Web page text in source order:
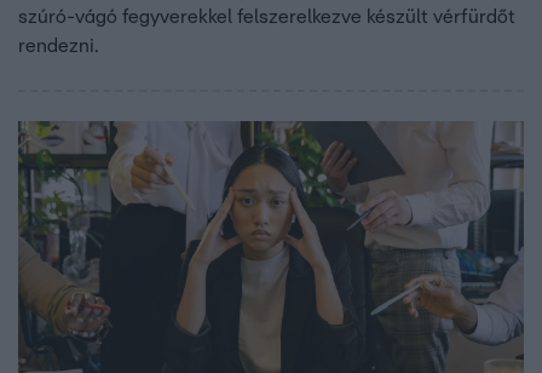
szúró-vágó fegyverekkel felszerelkezve készült vérfürdőt
rendezni.